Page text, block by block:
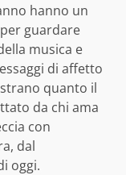
hanno un
guardare
musica e
di affetto
quanto il
da chi ama
con
dal
oggi.